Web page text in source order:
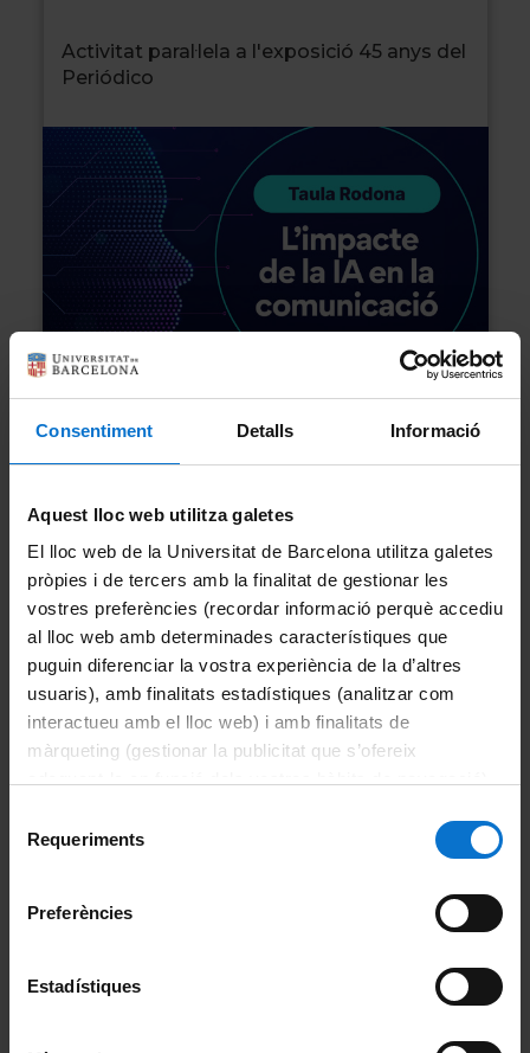
Consentiment Detalls Informació
Aquest lloc web utilitza galetes
El lloc web de la Universitat de Barcelona utilitza galetes
pròpies i de tercers amb la finalitat de gestionar les
vostres preferències (recordar informació perquè accediu
al lloc web amb determinades característiques que
puguin diferenciar la vostra experiència de la d’altres
usuaris), amb finalitats estadístiques (analitzar com
interactueu amb el lloc web) i amb finalitats de
màrqueting (gestionar la publicitat que s’ofereix
consultar laPolítica de galetes del lloc web de la
Requeriments
Preferències
Estadístiques
Activitat paral·lela a l'exposició 45 anys del
Periódico
Universitat de Barcelona
Gran via de les Corts Catalanes, 585.
Barcelona
Dates:
21 d'octubre del 2024
Inscripció
Horari:
El Periódico